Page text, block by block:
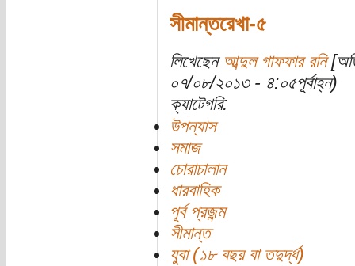
সীমান্তরেখা-৫
লিখেছেন আব্দুল গাফফার রনি
০৭/০৮/২০১৩ - ৪:০৫পূর্বাহ্ন)
ক্যাটেগরি:
উপন্যাস
সমাজ
চোরাচালান
ধারবাহিক
পূর্ব প্রজন্ম
সীমান্ত
যুবা (১৮ বছর বা তদুর্দ্ধ)